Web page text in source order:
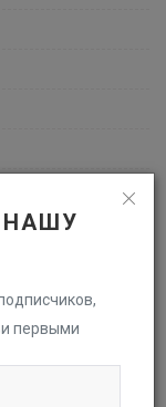
первыми